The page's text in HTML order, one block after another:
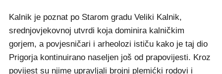
Kalnik je poznat po Starom gradu Veliki Kalnik,
srednjovjekovnoj utvrdi koja dominira kalničkim
gorjem, a povjesničari i arheolozi ističu kako je taj dio
Prigorja kontinuirano naseljen još od prapovijesti. Kroz
povijest su njime upravljali brojni plemićki rodovi i